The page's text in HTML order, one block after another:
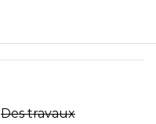
Des travaux